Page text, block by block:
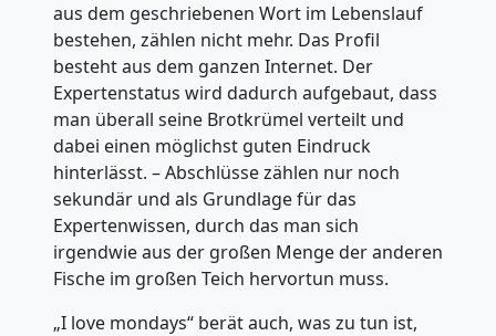
aus dem geschriebenen Wort im Lebenslauf
bestehen, zählen nicht mehr. Das Profil
besteht aus dem ganzen Internet. Der
Expertenstatus wird dadurch aufgebaut, dass
man überall seine Brotkrümel verteilt und
dabei einen möglichst guten Eindruck
hinterlässt. – Abschlüsse zählen nur noch
sekundär und als Grundlage für das
Expertenwissen, durch das man sich
irgendwie aus der großen Menge der anderen
Fische im großen Teich hervortun muss.
„I love mondays“ berät auch, was zu tun ist,